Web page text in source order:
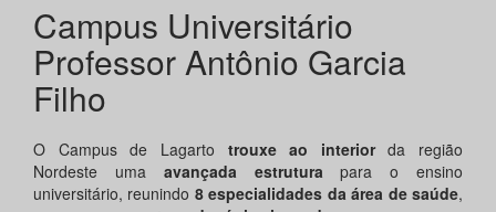
Campus Universitário
Professor Antônio Garcia
Filho
O Campus de Lagarto trouxe ao interiorda região
Nordeste uma avançada estruturapara o ensino
universitário, reunindo 8 especialidades da área de saúde,